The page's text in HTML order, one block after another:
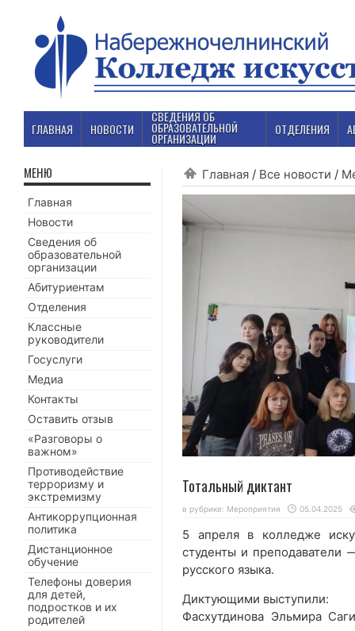
ГЛАВНАЯ НОВОСТИ
СВЕДЕНИЯ ОБ
ОБРАЗОВАТЕЛЬНОЙ
ОРГАНИЗАЦИИ
ОТДЕЛЕНИЯ
Главная / Все новости /
Тотальный диктант
в рубрике: Мероприятия 05.04.2025
5 апреля в колледже
студенты и преподаватели
русского языка.
Диктующими выступили:
Фасхутдинова Эльмира
МЕНЮ
Главная
Новости
Сведения об
образовательной
организации
Абитуриентам
Отделения
Классные
руководители
Госуслуги
Медиа
Контакты
Оставить отзыв
«Разговоры о
важном»
Противодействие
терроризму и
экстремизму
Антикоррупционная
политика
Дистанционное
обучение
Телефоны доверия
для детей,
подростков и их
родителей